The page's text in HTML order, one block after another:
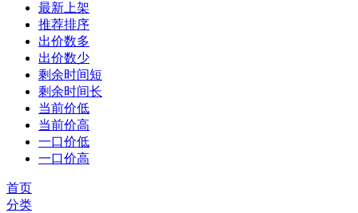
最新上架
推荐排序
出价数多
出价数少
剩余时间短
剩余时间长
当前价低
当前价高
一口价低
一口价高
首页
分类